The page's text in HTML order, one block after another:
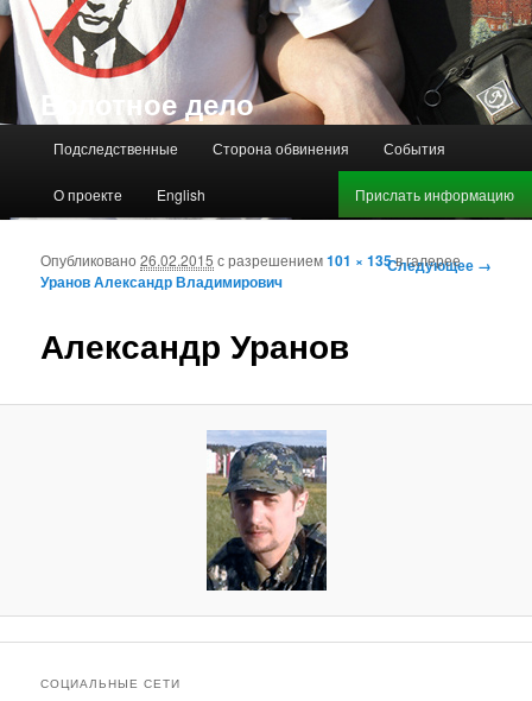
Болотное дело
Подследственные Сторона обвинения События
О проекте English Прислать информацию
Навигация по
Следующее →
Александр Уранов
Опубликовано26.02.2015 с разрешением101 × 135в галерее
Уранов Александр Владимирович
СОЦИАЛЬНЫЕ СЕТИ